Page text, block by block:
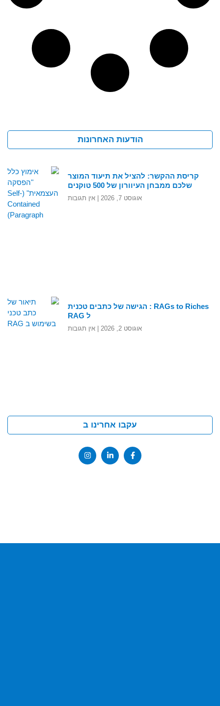
הודעות האחרונות
קריסת ההקשר: להציל את תיעוד המוצר
שלכם ממבחן העיוורון של 500 טוקנים
אוגוסט 7, 2026 אין תגובות
RAGs to Riches : הגישה של כתבים טכנית
ל RAG
אוגוסט 2, 2026 אין תגובות
עקבו אחרינו ב